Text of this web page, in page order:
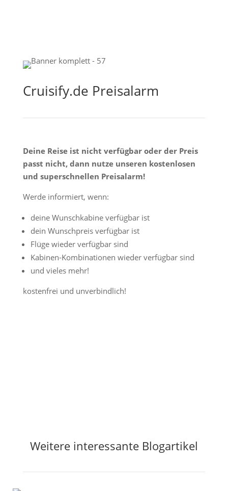
Cruisify.de Preisalarm
Deine Reise ist nicht verfügbar oder der Preis
passt nicht, dann nutze unseren kostenlosen
und superschnellen Preisalarm!
Werde informiert, wenn:
deine Wunschkabine verfügbar ist
dein Wunschpreis verfügbar ist
Flüge wieder verfügbar sind
Kabinen-Kombinationen wieder verfügbar sind
und vieles mehr!
kostenfrei und unverbindlich!
Weitere interessante Blogartikel